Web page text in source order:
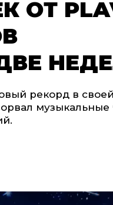
ОТ
рекорд в
музыкальные